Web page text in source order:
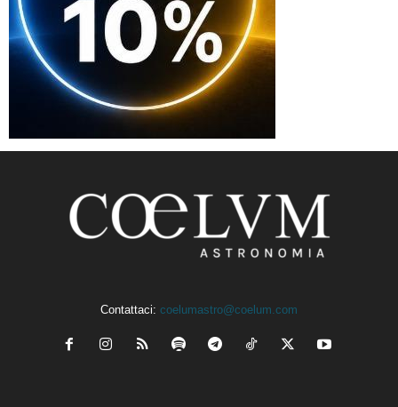
Contattaci: coelumastro@coelum.com